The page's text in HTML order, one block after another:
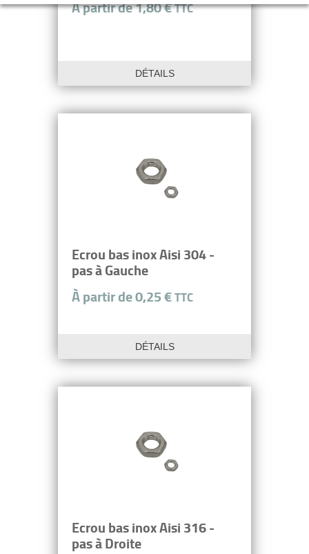
À partir de 1,80 €TTC
DÉTAILS
Ecrou bas inox Aisi 304 -
pas à Gauche
À partir de 0,25 €TTC
DÉTAILS
Ecrou bas inox Aisi 316 -
pas à Droite